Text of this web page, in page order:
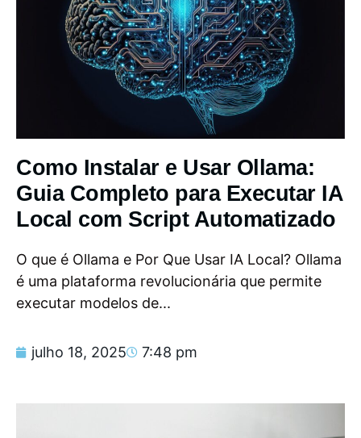
Como Instalar e Usar Ollama:
Guia Completo para Executar IA
Local com Script Automatizado
O que é Ollama e Por Que Usar IA Local? Ollama
é uma plataforma revolucionária que permite
executar modelos de...
julho 18, 2025 7:48 pm